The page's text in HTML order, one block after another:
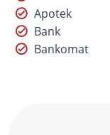
Apotek
Bank
Bankomat